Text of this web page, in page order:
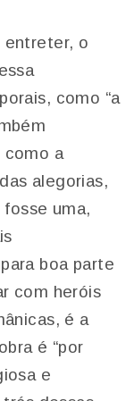
entreter, o
como “a
como a
alegorias,
uma,
boa parte
com heróis
é a
é “por
e